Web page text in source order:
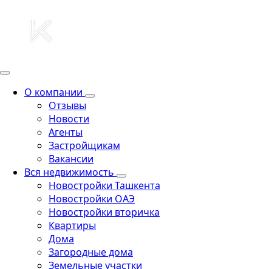
О компании
Отзывы
Новости
Агенты
Застройщикам
Вакансии
Вся недвижимость
Новостройки Ташкента
Новостройки ОАЭ
Новостройки вторичка
Квартиры
Дома
Загородные дома
Земельные участки